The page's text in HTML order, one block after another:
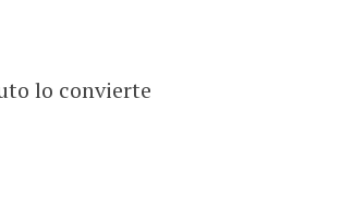
lo convierte